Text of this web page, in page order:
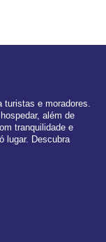
e moradores.
além de
tranquilidade e
lugar. Descubra